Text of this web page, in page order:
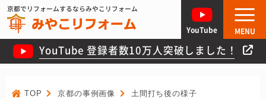
京都でリフォームするならみやこリフォーム
YouTube 登録者数10万人突破しました！
YouTube MENU
TOP 京都の事例画像 土間打ち後の様子